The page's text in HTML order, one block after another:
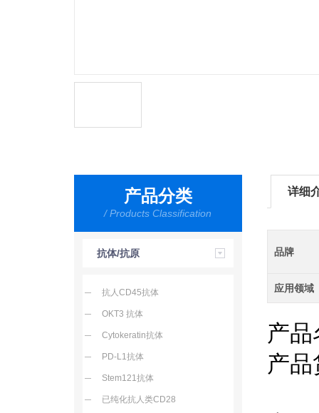
产品分类
/ Products Classification
抗体/抗原
抗人CD45抗体
OKT3 抗体
Cytokeratin抗体
PD-L1抗体
Stem121抗体
已纯化抗人类CD28
详细
品牌
应用领域
产品
产品